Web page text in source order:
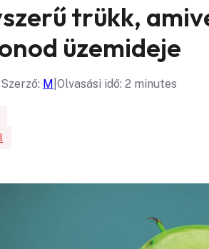
trükk,
üzemideje
Szerző: M Olvasási idő: 2 minutes